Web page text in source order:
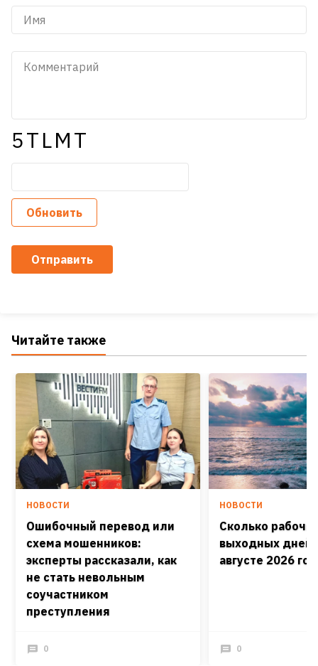
5TLMT
Обновить
Отправить
Читайте также
НОВОСТИ
Ошибочный перевод или
схема мошенников:
эксперты рассказали, как
не стать невольным
соучастником
преступления
0
НОВОСТИ
Сколько
выходных дней
августе 2026
0